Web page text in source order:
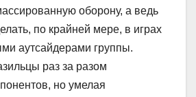
оборону, а ведь
по крайней мере, в играх
аутсайдерами группы.
раз за разом
но умелая